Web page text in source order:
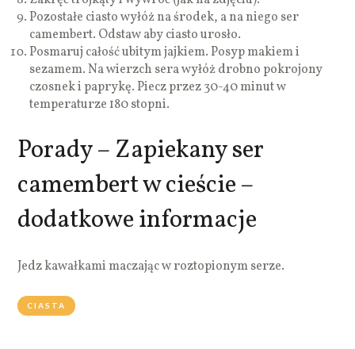
Pozostałe ciasto wyłóż na środek, a na niego ser
camembert. Odstaw aby ciasto urosło.
Posmaruj całość ubitym jajkiem. Posyp makiem i
sezamem. Na wierzch sera wyłóż drobno pokrojony
czosnek i paprykę. Piecz przez 30-40 minut w
temperaturze 180 stopni.
Porady – Zapiekany ser
camembert w cieście –
dodatkowe informacje
Jedz kawałkami maczając w roztopionym serze.
CIASTA